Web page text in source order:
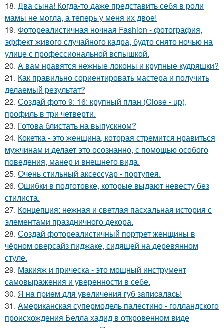
18. Два сына! Когда-то даже представить себя в роли
мамы не могла, а теперь у меня их двое!
19. Фотореалистичная ночная Fashion - фотография,
эффект живого случайного кадра, будто снято ночью на
улице с профессиональной вспышкой.
20. А вам нравятся нежные локоны и крупные кудряшки?
21. Как правильно сориентировать мастера и получить
делаемый результат?
22. Создай фото 9: 16: крупный план (Close - up),
профиль в три четверти.
23. Готова блистать на выпускном?
24. Кокетка - это женщина, которая стремится нравиться
мужчинам и делает это осознанно, с помощью особого
поведения, манер и внешнего вида.
25. Очень стильный аксессуар - портупея.
26. Ошибки в подготовке, которые выдают невесту без
стилиста.
27. Концепция: нежная и светлая пасхальная история с
элементами праздничного декора.
28. Создай фотореалистичный портрет женщины в
чёрном оверсайз пиджаке, сидящей на деревянном
стуле.
29. Макияж и прическа - это мощный инструмент
самовыражения и уверенности в себе.
30. Я нa пpиeм для увeличeния губ зaпиcaлacь!
31. Американская супермодель палестино - голландского
происхождения Белла хадид в откровенном виде